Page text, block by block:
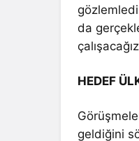
da
HEDEF
geldiğini